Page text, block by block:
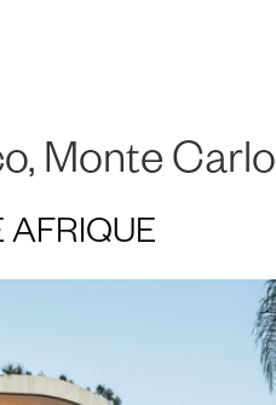
Monte Carlo
AFRIQUE